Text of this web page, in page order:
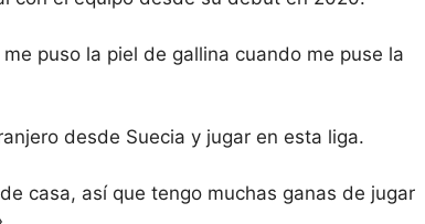
puso la piel de gallina cuando me puse la
desde Suecia y jugar en esta liga.
casa, así que tengo muchas ganas de jugar